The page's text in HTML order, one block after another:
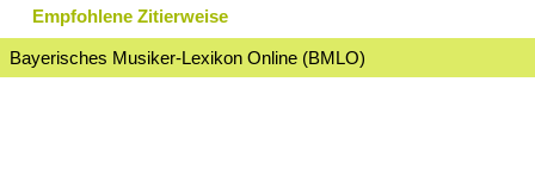
Empfohlene Zitierweise
Bayerisches Musiker-Lexikon Online (BMLO)